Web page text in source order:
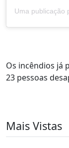
Os incêndios já
23 pessoas
Mais Vistas